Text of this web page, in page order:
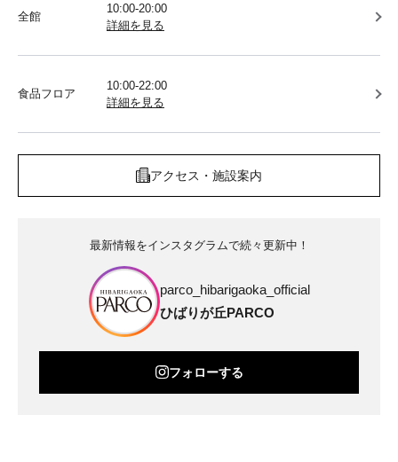
全館
10:00-20:00
詳細を見る
食品フロア
10:00-22:00
詳細を見る
アクセス・施設案内
最新情報をインスタグラムで続々更新中！
parco_hibarigaoka_official
ひばりが丘PARCO
フォローする